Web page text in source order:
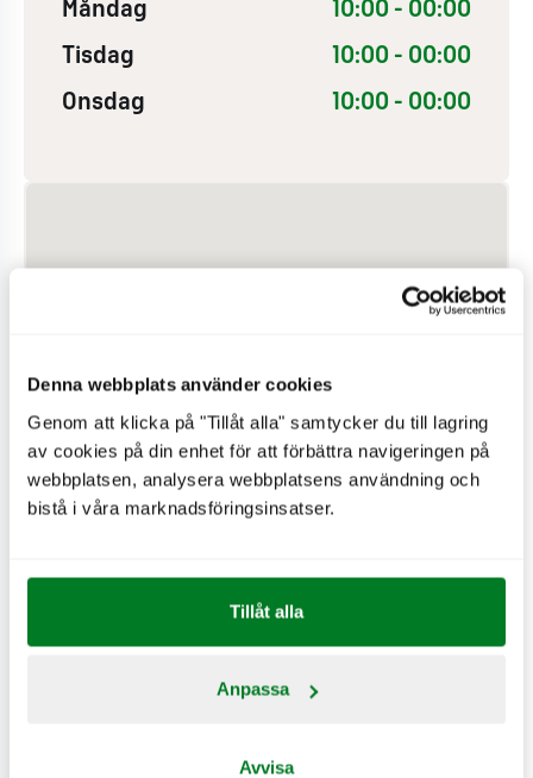
Denna webbplats använder cookies
Genom att klicka på "Tillåt alla" samtycker du till lagring
av cookies på din enhet för att förbättra navigeringen på
webbplatsen, analysera webbplatsens användning och
bistå i våra marknadsföringsinsatser.
Tillåt alla
Anpassa
Avvisa
Måndag 10:00 - 00:00
Tisdag 10:00 - 00:00
Onsdag 10:00 - 00:00
Hjärtstartare
Expresskassa
Använder vindkraft